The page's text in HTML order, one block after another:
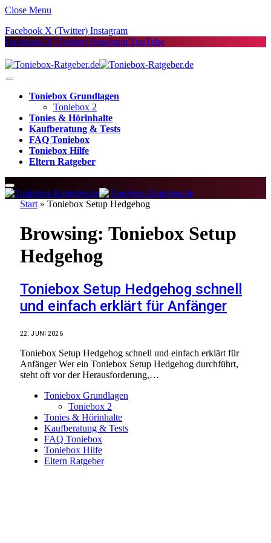
Close Menu
Facebook X (Twitter) Instagram
Facebook X (Twitter) InstagramYouTube
Toniebox Grundlagen
Toniebox 2
Tonies & Hörinhalte
Kaufberatung & Tests
FAQ Toniebox
Toniebox Hilfe
Eltern Ratgeber
Start » Toniebox Setup Hedgehog
Browsing: Toniebox Setup
Hedgehog
Toniebox Setup Hedgehog schnell
und einfach erklärt für Anfänger
22. JUNI 2026
Toniebox Setup Hedgehog schnell und einfach erklärt für
Anfänger Wer ein Toniebox Setup Hedgehog durchführt,
steht oft vor der Herausforderung,…
Toniebox Grundlagen
Toniebox 2
Tonies & Hörinhalte
Kaufberatung & Tests
FAQ Toniebox
Toniebox Hilfe
Eltern Ratgeber